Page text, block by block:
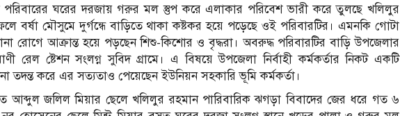
পরিবারের ঘরের দরজায় গরুর মল স্তুপ করে এলাকার পরিবেশ ভারী করে তুলছে খলিলুর
বর্ষা মৌসুমে দুর্গন্ধে বাড়িতে থাকা কষ্টকর হয়ে পড়েছে ওই পরিবারটির। এমনকি গোটা
রোগে আক্রান্ত হয়ে পড়ছেন শিশু-কিশোর ও বৃদ্ধরা। অবরুদ্ধ পরিবারটির বাড়ি উপজেলার
রেল ষ্টেশন সংলগ্ন সুবিদ গ্রামে। এ বিষয়ে উপজেলা নির্বাহী কর্মকর্তার নিকট একটি
তদন্ত করে এর সত্যতাও পেয়েছেন ইউনিয়ন সহকারি ভূমি কর্মকর্তা।
আব্দুল জলিল মিয়ার ছেলে খলিলুর রহমান পারিবারিক ঝগড়া বিবাদের জের ধরে গত ৬